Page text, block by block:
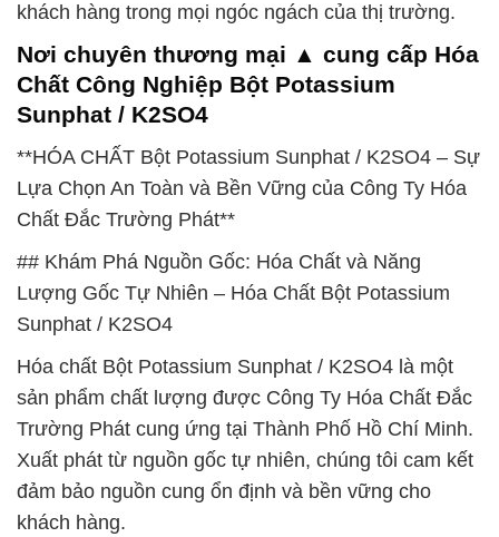
khách hàng trong mọi ngóc ngách của thị trường.
Nơi chuyên thương mại ▲ cung cấp Hóa
Chất Công Nghiệp Bột Potassium
Sunphat / K2SO4
**HÓA CHẤT Bột Potassium Sunphat / K2SO4 – Sự
Lựa Chọn An Toàn và Bền Vững của Công Ty Hóa
Chất Đắc Trường Phát**
## Khám Phá Nguồn Gốc: Hóa Chất và Năng
Lượng Gốc Tự Nhiên – Hóa Chất Bột Potassium
Sunphat / K2SO4
Hóa chất Bột Potassium Sunphat / K2SO4 là một
sản phẩm chất lượng được Công Ty Hóa Chất Đắc
Trường Phát cung ứng tại Thành Phố Hồ Chí Minh.
Xuất phát từ nguồn gốc tự nhiên, chúng tôi cam kết
đảm bảo nguồn cung ổn định và bền vững cho
khách hàng.